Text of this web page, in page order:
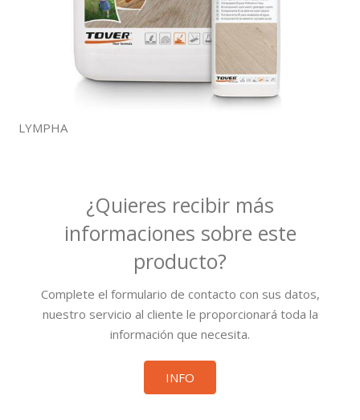
LYMPHA
¿Quieres recibir más
informaciones sobre este
producto?
Complete el formulario de contacto con sus datos,
nuestro servicio al cliente le proporcionará toda la
información que necesita.
INFO